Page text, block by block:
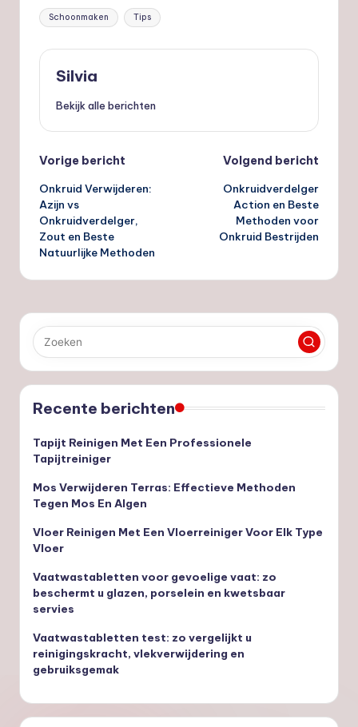
Tags:
Schoonmaken Tips
Silvia
Bekijk alle berichten
Bericht
navigatie
Vorige bericht
Onkruid Verwijderen:
Azijn vs
Onkruidverdelger,
Zout en Beste
Natuurlijke Methoden
Volgend bericht
Onkruidverdelger
Action en Beste
Methoden voor
Onkruid Bestrijden
Recente berichten
Tapijt Reinigen Met Een Professionele
Tapijtreiniger
Mos Verwijderen Terras: Effectieve Methoden
Tegen Mos En Algen
Vloer Reinigen Met Een Vloerreiniger Voor Elk Type
Vloer
Vaatwastabletten voor gevoelige vaat: zo
beschermt u glazen, porselein en kwetsbaar
servies
Vaatwastabletten test: zo vergelijkt u
reinigingskracht, vlekverwijdering en
gebruiksgemak